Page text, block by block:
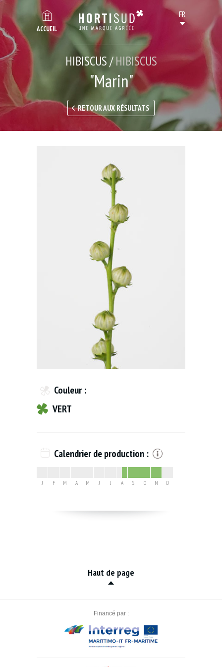
ACCUEIL
HIBISCUS /HIBISCUS
"Marin"
RETOUR AUX RÉSULTATS
Couleur :
VERT
Calendrier de production :
J F M A M J J A S O N D
Haut de page
Financé par :